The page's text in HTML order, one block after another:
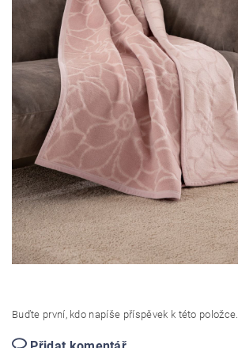
Buďte první, kdo napíše příspěvek k této položce.